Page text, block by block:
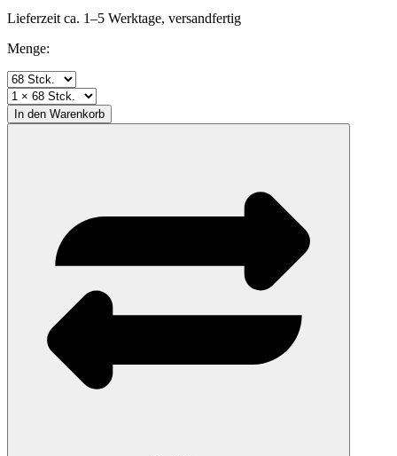
Lieferzeit ca. 1–5 Werktage, versandfertig
Menge:
In den Warenkorb